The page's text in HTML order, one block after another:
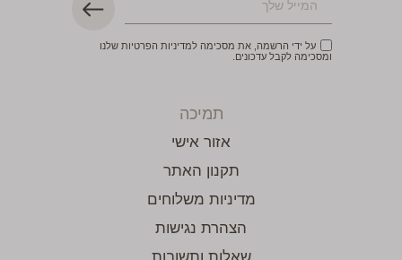
על ידי הרשמה, את מסכימה למדיניות הפרטיות שלנו
ומסכימה לקבל עדכונים.
תמיכה
אזור אישי
תקנון האתר
מדיניות משלוחים
הצהרת נגישות